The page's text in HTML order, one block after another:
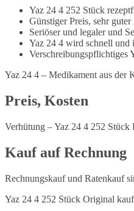
Yaz 24 4 252 Stück
Günstiger Preis, sehr
Seriöser und legaler und
Yaz 24 4 wird schnell und
Verschreibungspflichtiges
Yaz 24 4 – Medikament aus der
Preis, Kosten
Verhütung – Yaz 24 4 252 Stück
Kauf auf Rechnung
Rechnungskauf und Ratenkauf
Yaz 24 4 252 Stück Original